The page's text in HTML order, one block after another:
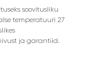
soovitusliku
temperatuuri 27
ja garantiid.